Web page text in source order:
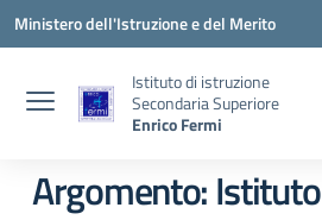
Vai ai contenuti
Vai al menu di navigazione
Vai al footer
Ministero dell'Istruzione e del Merito
Istituto di istruzione
Secondaria Superiore
Enrico Fermi
Argomento: Istituto